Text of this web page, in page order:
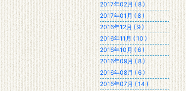
2017年02月 ( 8 )
2017年01月 ( 8 )
2016年12月 ( 9 )
2016年11月 ( 10 )
2016年10月 ( 6 )
2016年09月 ( 8 )
2016年08月 ( 6 )
2016年07月 ( 14 )